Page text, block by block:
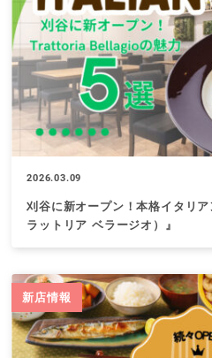
2026.03.09
刈谷に新オープン！本格イタリ
ラットリア ベラージオ）』
新店情報